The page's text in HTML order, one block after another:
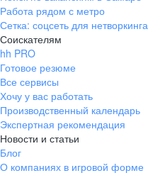
Работа рядом с метро
Сетка: соцсеть для нетворкинга
Соискателям
hh PRO
Готовое резюме
Все сервисы
Хочу у вас работать
Производственный календарь
Экспертная рекомендация
Новости и статьи
Блог
О компаниях в игровой форме